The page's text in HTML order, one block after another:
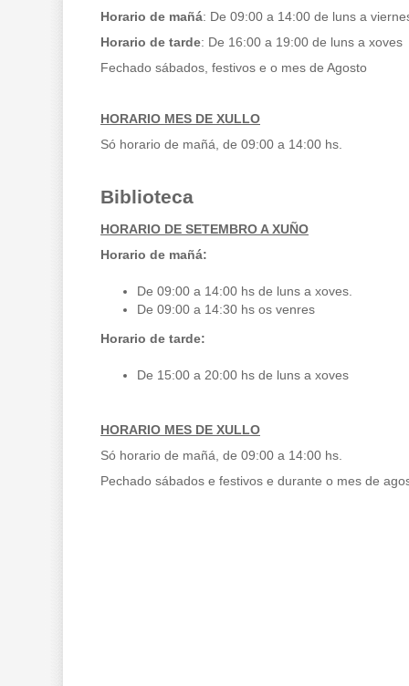
Horario de mañá: De 09:00 a 14:00 de luns a
Horario de tarde: De 16:00 a 19:00 de luns a xoves
Fechado sábados, festivos e o mes de Agosto
HORARIO MES DE XULLO
Só horario de mañá, de 09:00 a 14:00 hs.
Biblioteca
HORARIO DE SETEMBRO A XUÑO
Horario de mañá:
De 09:00 a 14:00 hs de luns a xoves.
De 09:00 a 14:30 hs os venres
Horario de tarde:
De 15:00 a 20:00 hs de luns a xoves
HORARIO MES DE XULLO
Só horario de mañá, de 09:00 a 14:00 hs.
Pechado sábados e festivos e durante o mes de